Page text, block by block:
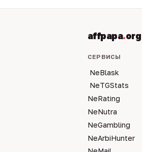
affpapa.org
СЕРВИСЫ
NeBlask
NeTGStats
NeRating
NeNutra
NeGambling
NeArbiHunter